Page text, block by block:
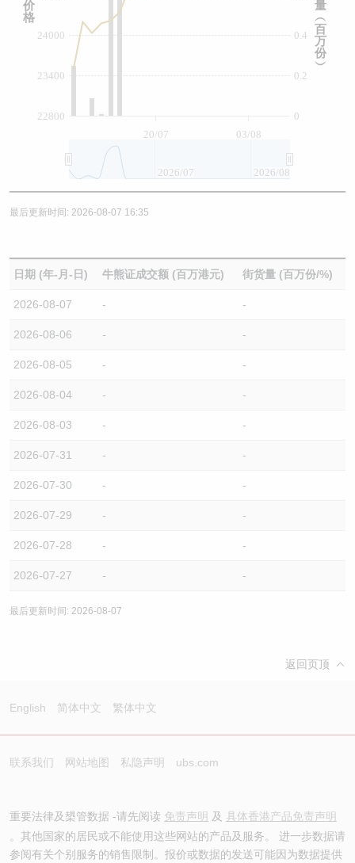
20/07 03/08
0
0.2
0.4
22800
23400
24000
2026/07 2026/08
量
︵
百
万
份
︶
价
格
最后更新时间: 2026-08-07 16:35
日期 (年-月-日) 牛熊证成交额 (百万港元) 街货量 (百万份/%)
2026-08-07 - -
2026-08-06 - -
2026-08-05 - -
2026-08-04 - -
2026-08-03 - -
2026-07-31 - -
2026-07-30 - -
2026-07-29 - -
2026-07-28 - -
2026-07-27 - -
最后更新时间: 2026-08-07
返回页顶
English 简体中文 繁体中文
联系我们 网站地图 私隐声明 ubs.com
重要法律及槼管数据 -请先阅读 免责声明 及 具体香港产品免责声明
。其他国家的居民或不能使用这些网站的产品及服务。 进一步数据请
参阅有关个别服务的销售限制。报价或数据的发送可能因为数据提供